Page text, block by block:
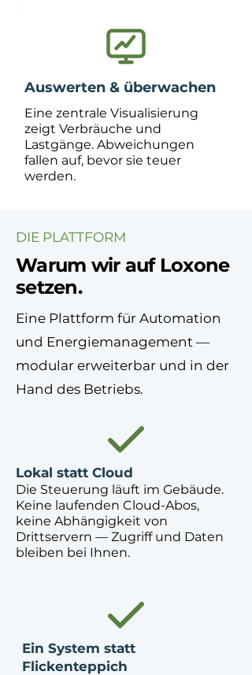
Auswerten & überwachen
Eine zentrale Visualisierung
zeigt Verbräuche und
Lastgänge. Abweichungen
fallen auf, bevor sie teuer
werden.
DIE PLATTFORM
Warum wir auf Loxone
setzen.
Eine Plattform für Automation
und Energiemanagement —
modular erweiterbar und in der
Hand des Betriebs.
Lokal statt Cloud
Die Steuerung läuft im Gebäude.
Keine laufenden Cloud-Abos,
keine Abhängigkeit von
Drittservern — Zugriff und Daten
bleiben bei Ihnen.
Ein System statt
Flickenteppich